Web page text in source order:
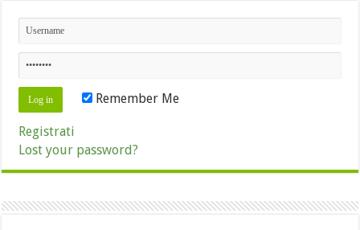
Remember Me
Registrati
Lost your password?